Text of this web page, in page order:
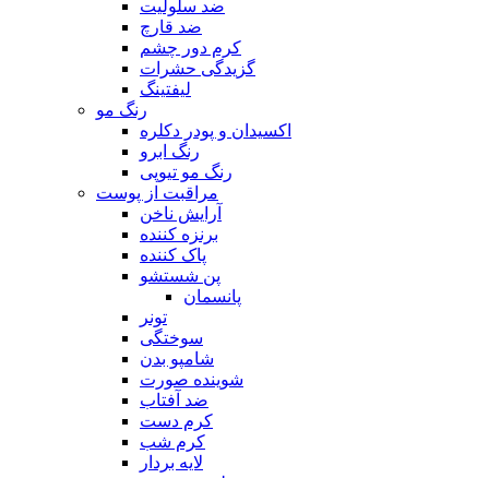
ضد سلولیت
ضد قارچ
کرم دور چشم
گزیدگی حشرات
لیفتینگ
رنگ مو
اکسیدان و پودر دکلره
رنگ ابرو
رنگ مو تیوپی
مراقبت از پوست
آرایش ناخن
برنزه کننده
پاک کننده
پن شستشو
پانسمان
تونر
سوختگی
شامپو بدن
شوینده صورت
ضد آفتاب
کرم دست
کرم شب
لایه بردار